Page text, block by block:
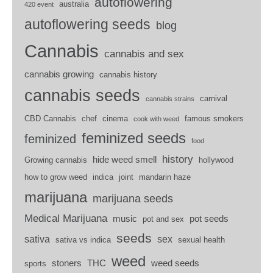
420 event australia
autoflowering seeds blog
Cannabis cannabis and sex
cannabis growing cannabis history
cannabis seeds cannabis strains carnival
CBD Cannabis chef cinema cook with weed famous smokers
feminized feminized seeds food
Growing cannabis hide weed smell history
hollywood
how to grow weed
indica joint mandarin haze
marijuana marijuana seeds
Medical Marijuana
music pot and sex pot seeds
sativa sativa vs indica seeds sex sexual health
sports stoners THC weed weed seeds